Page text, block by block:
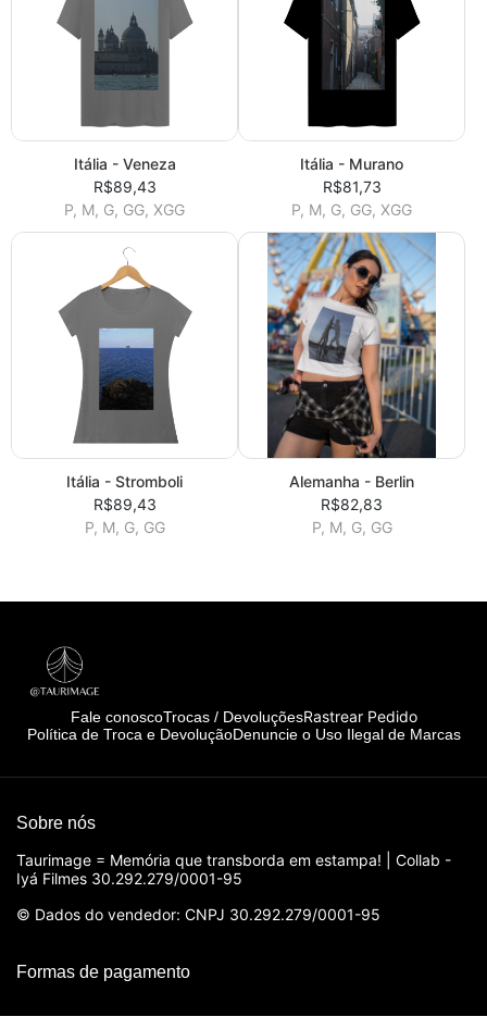
Itália - Veneza
R$89,43
P, M, G, GG, XGG
Itália - Murano
R$81,73
P, M, G, GG, XGG
Itália - Stromboli
R$89,43
P, M, G, GG
Alemanha - Berlin
R$82,83
P, M, G, GG
Fale conoscoTrocas / DevoluçõesRastrear Pedido
Política de Troca e DevoluçãoDenuncie o Uso Ilegal de Marcas
Sobre nós
Taurimage = Memória que transborda em estampa! | Collab -
Iyá Filmes 30.292.279/0001-95
© Dados do vendedor: CNPJ 30.292.279/0001-95
Formas de pagamento